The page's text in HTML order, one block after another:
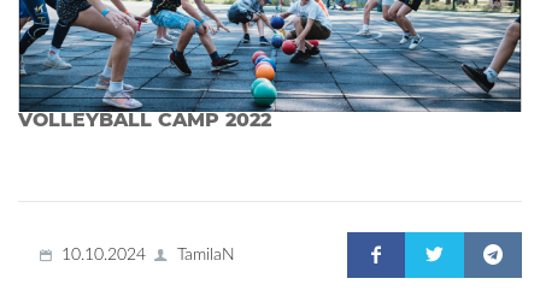
VOLLEYBALL CAMP 2022
10.10.2024 TamilaN